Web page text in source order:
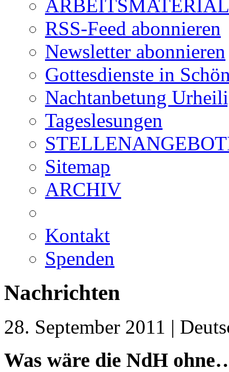
ARBEITSMATERIAL
RSS-Feed abonnieren
Newsletter abonnieren
Gottesdienste in
Nachtanbetung
Tageslesungen
Sitemap
ARCHIV
Kontakt
Spenden
Nachrichten
28. September 2011 |
Was wäre die NdH